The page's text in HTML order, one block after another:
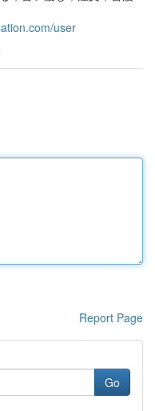
user
Report Page
Go